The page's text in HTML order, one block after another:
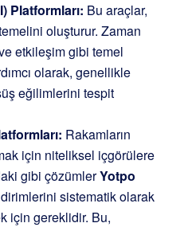
Platformları: Bu araçlar,
oluşturur. Zaman
etkileşim gibi temel
olarak, genellikle
eğilimlerini tespit
Rakamların
için niteliksel içgörülere
gibi çözümlerYotpo
sistematik olarak
için gereklidir. Bu,